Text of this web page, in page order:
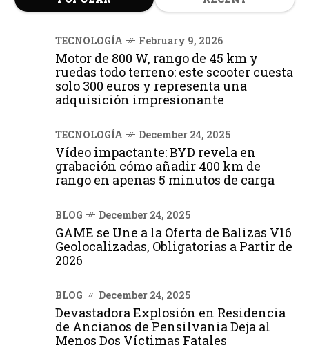
TECNOLOGÍA February 9, 2026
Motor de 800 W, rango de 45 km y
ruedas todo terreno: este scooter cuesta
solo 300 euros y representa una
adquisición impresionante
TECNOLOGÍA December 24, 2025
Vídeo impactante: BYD revela en
grabación cómo añadir 400 km de
rango en apenas 5 minutos de carga
BLOG December 24, 2025
GAME se Une a la Oferta de Balizas V16
Geolocalizadas, Obligatorias a Partir de
2026
BLOG December 24, 2025
Devastadora Explosión en Residencia
de Ancianos de Pensilvania Deja al
Menos Dos Víctimas Fatales